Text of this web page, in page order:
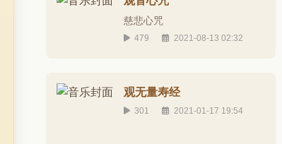
慈悲心咒
479 2021-08-13 02:32
观无量寿经
301 2021-01-17 19:54